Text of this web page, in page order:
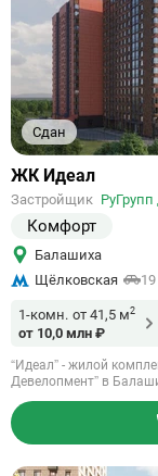
Сдан
Ссылка
объект
ЖК Идеал
Застройщик
Комфорт
Балашиха
Щёлковская
1-комн. от 41,5 м2
от 10,0 млн ₽
“Идеал” - жилой
Девелопмент” в